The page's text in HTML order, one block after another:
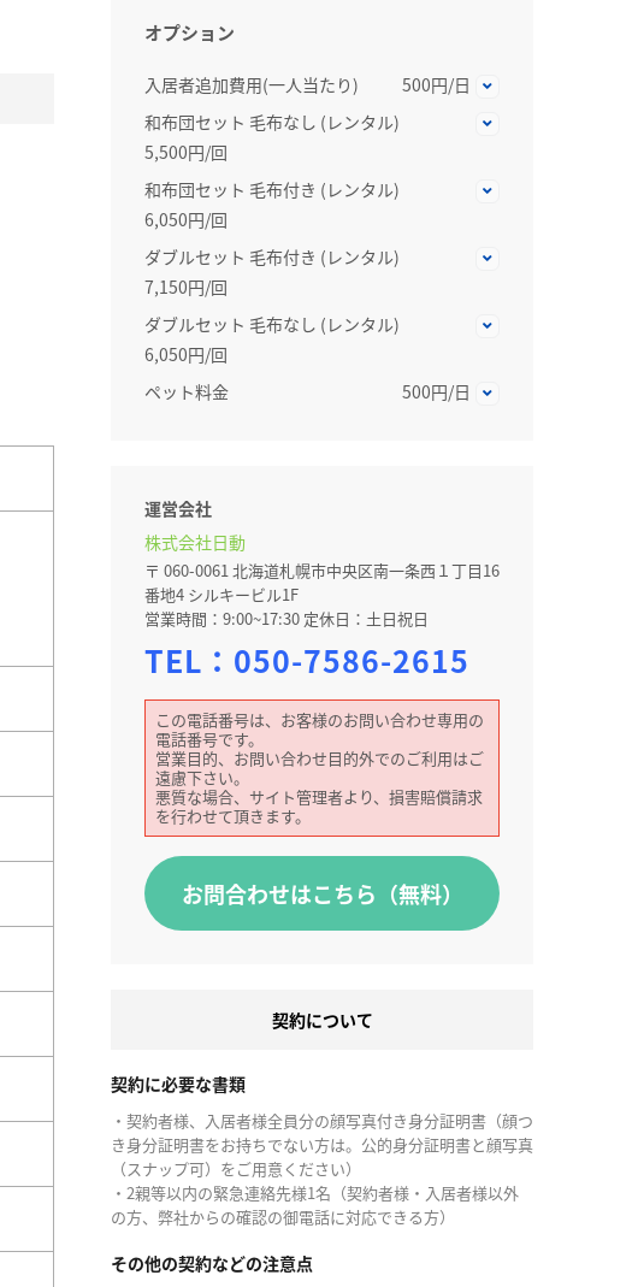
オプション
入居者追加費用(一人当たり)
500円/日
和布団セット 毛布なし (レンタル)
5,500円/回
和布団セット 毛布付き (レンタル)
6,050円/回
ダブルセット 毛布付き (レンタル)
7,150円/回
ダブルセット 毛布なし (レンタル)
6,050円/回
ペット料金
500円/日
運営会社
株式会社日動
〒 060-0061 北海道札幌市中央区南一条西１丁目16
番地4 シルキービル1F
営業時間：9:00~17:30 定休日：土日祝日
TEL： 050-7586-2615
この電話番号は、お客様のお問い合わせ専用の
電話番号です。
営業目的、お問い合わせ目的外でのご利用はご
遠慮下さい。
悪質な場合、サイト管理者より、損害賠償請求
を行わせて頂きます。
お問合わせはこちら（無料）
契約について
契約に必要な書類
・契約者様、入居者様全員分の顔写真付き身分証明書（顔つ
き身分証明書をお持ちでない方は。公的身分証明書と顔写真
（スナップ可）をご用意ください）
・2親等以内の緊急連絡先様1名（契約者様・入居者様以外
の方、弊社からの確認の御電話に対応できる方）
その他の契約などの注意点